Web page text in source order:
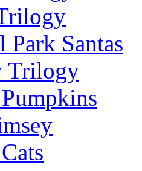
Park Santas
Trilogy